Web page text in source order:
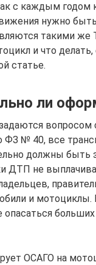
с каждым годом
нужно
такими
и что
статье.
ли
вопросом
ФЗ № 40, все
должны быть
ДТП не
и
ОСАГО на